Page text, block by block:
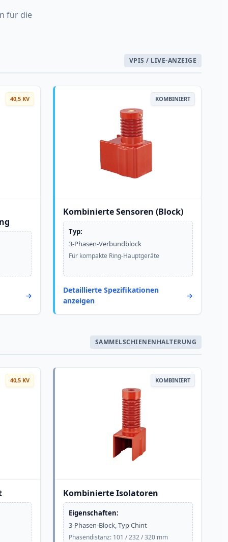
für die
VPIS / LIVE-ANZEIGE
40,5 KV KOMBINIERT
Kombinierte Sensoren (Block)
Typ:
3-Phasen-Verbundblock
Für kompakte Ring-Hauptgeräte
Detaillierte Spezifikationen
anzeigen
SAMMELSCHIENENHALTERUNG
40,5 KV KOMBINIERT
Kombinierte Isolatoren
Eigenschaften:
3-Phasen-Block, Typ Chint
Phasendistanz: 101 / 232 / 320 mm